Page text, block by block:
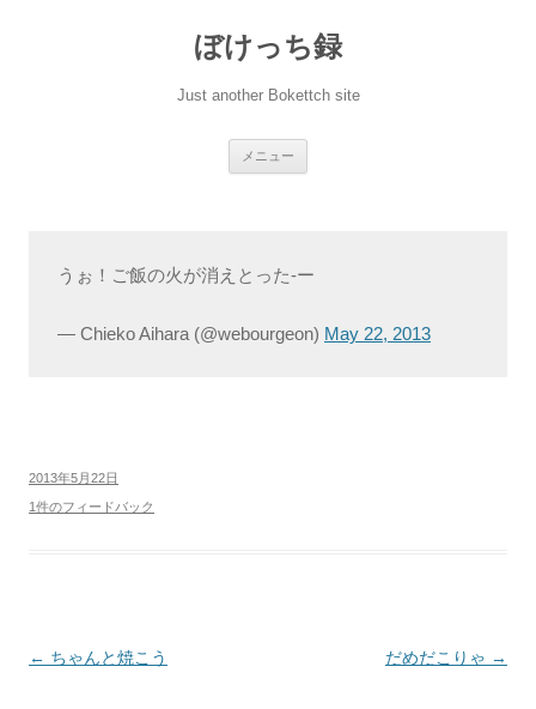
ぼけっち録
Just another Bokettch site
メニュー
ッ
うぉ！ご飯の火が消えとった-ー
— Chieko Aihara (@webourgeon) May 22, 2013
2013年5月22日
1件のフィードバック
投
← ちゃんと焼こう だめだこりゃ →